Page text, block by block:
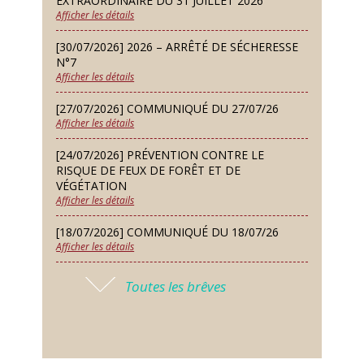
Dimanche 13 Sep
Repas de fouées
Lundi 14 Sep
Conseil municipal du 14 septembre
2026
Jeudi 24 Sep
Permanence des Architectes des
Bâtiments de France
Samedi 26 Sep
Concours de palets
Vendredi 09 Oct
Soirée des nouveaux habitants
Afficher les détails
[30/07/2026] 2026 – ARRÊTÉ DE SÉCHERESSE
N°7
Afficher les détails
[27/07/2026] COMMUNIQUÉ DU 27/07/26
Afficher les détails
[24/07/2026] PRÉVENTION CONTRE LE
RISQUE DE FEUX DE FORÊT ET DE
VÉGÉTATION
Afficher les détails
[18/07/2026] COMMUNIQUÉ DU 18/07/26
Afficher les détails
[17/07/2026] 2026 – ARRÊTÉ DE SÉCHERESSE
Toutes les brêves